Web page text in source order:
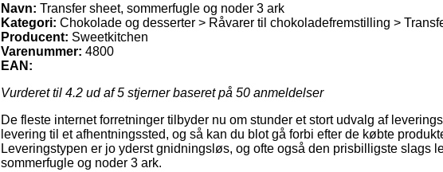
Navn: Transfer sheet, sommerfugle og noder 3 ark
Kategori: Chokolade og desserter > Råvarer til chokoladefremstilling >
Producent: Sweetkitchen
Varenummer: 4800
EAN:
Vurderet til 4.2 ud af 5 stjerner baseret på 50 anmeldelser
De fleste internet forretninger tilbyder nu om stunder et stort udvalg af
levering til et afhentningssted, og så kan du blot gå forbi efter de købte
Leveringstypen er jo yderst gnidningsløs, og ofte også den prisbilligste slags
sommerfugle og noder 3 ark.